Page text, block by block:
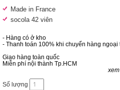
Made in France
socola 42 viên
- Hàng có ở kho
- Thanh toán 100% khi chuyển hàng ngoại
Giao hàng toàn quốc
Miễn phí nội thành Tp.HCM
Số lượng